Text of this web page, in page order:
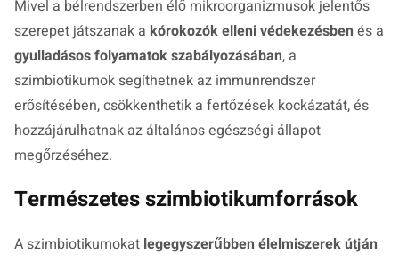
Mivel a bélrendszerben élő mikroorganizmusok jelentős
szerepet játszanak a kórokozók elleni védekezésben és a
gyulladásos folyamatok szabályozásában, a
szimbiotikumok segíthetnek az immunrendszer
erősítésében, csökkenthetik a fertőzések kockázatát, és
hozzájárulhatnak az általános egészségi állapot
megőrzéséhez.
Természetes szimbiotikumforrások
A szimbiotikumokat legegyszerűbben élelmiszerek útján